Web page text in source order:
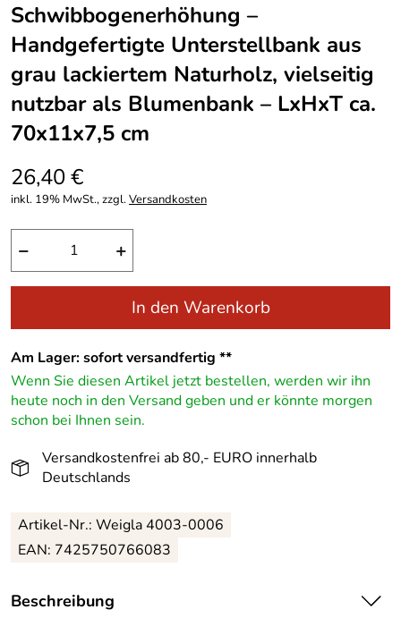
Schwibbogenerhöhung –
Handgefertigte Unterstellbank aus
grau lackiertem Naturholz, vielseitig
nutzbar als Blumenbank – LxHxT ca.
70x11x7,5 cm
26,40 €
inkl. 19% MwSt., zzgl.Versandkosten
− +
In den Warenkorb
Am Lager: sofort versandfertig **
Wenn Sie diesen Artikel jetzt bestellen, werden wir ihn
heute noch in den Versand geben und er könnte morgen
schon bei Ihnen sein.
Versandkostenfrei ab 80,- EURO innerhalb
Deutschlands
Artikel-Nr.: Weigla 4003-0006
EAN: 7425750766083
Beschreibung